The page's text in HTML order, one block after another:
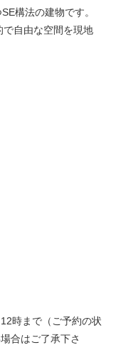
構法の建物です。
で自由な空間を現地
時まで（ご予約の状
合はご了承下さ